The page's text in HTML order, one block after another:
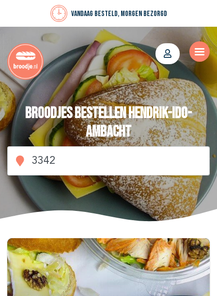
Vandaag besteld, morgen bezorgd
Broodjes bestellen Hendrik-Ido-
Ambacht